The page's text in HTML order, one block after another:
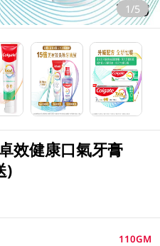
1/5
效健康口氣牙膏
)
110GM